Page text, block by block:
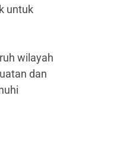
untuk
wilayah
dan